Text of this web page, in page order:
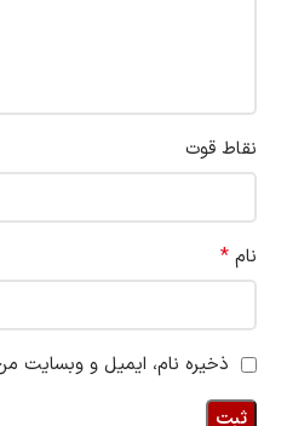
نقاط قوت
نام *
ذخیره نام، ایمیل و وبسایت